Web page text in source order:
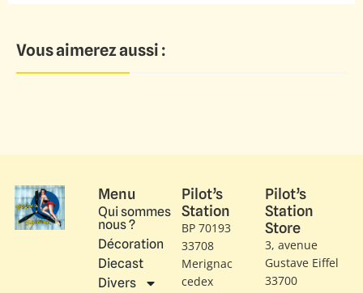
Vous aimerez aussi :
Menu
Qui sommes
nous ?
Décoration
Diecast
Divers
Pilot’s
Station
BP 70193
33708
Merignac
cedex
Pilot’s
Station
Store
3, avenue
Gustave Eiffel​
33700